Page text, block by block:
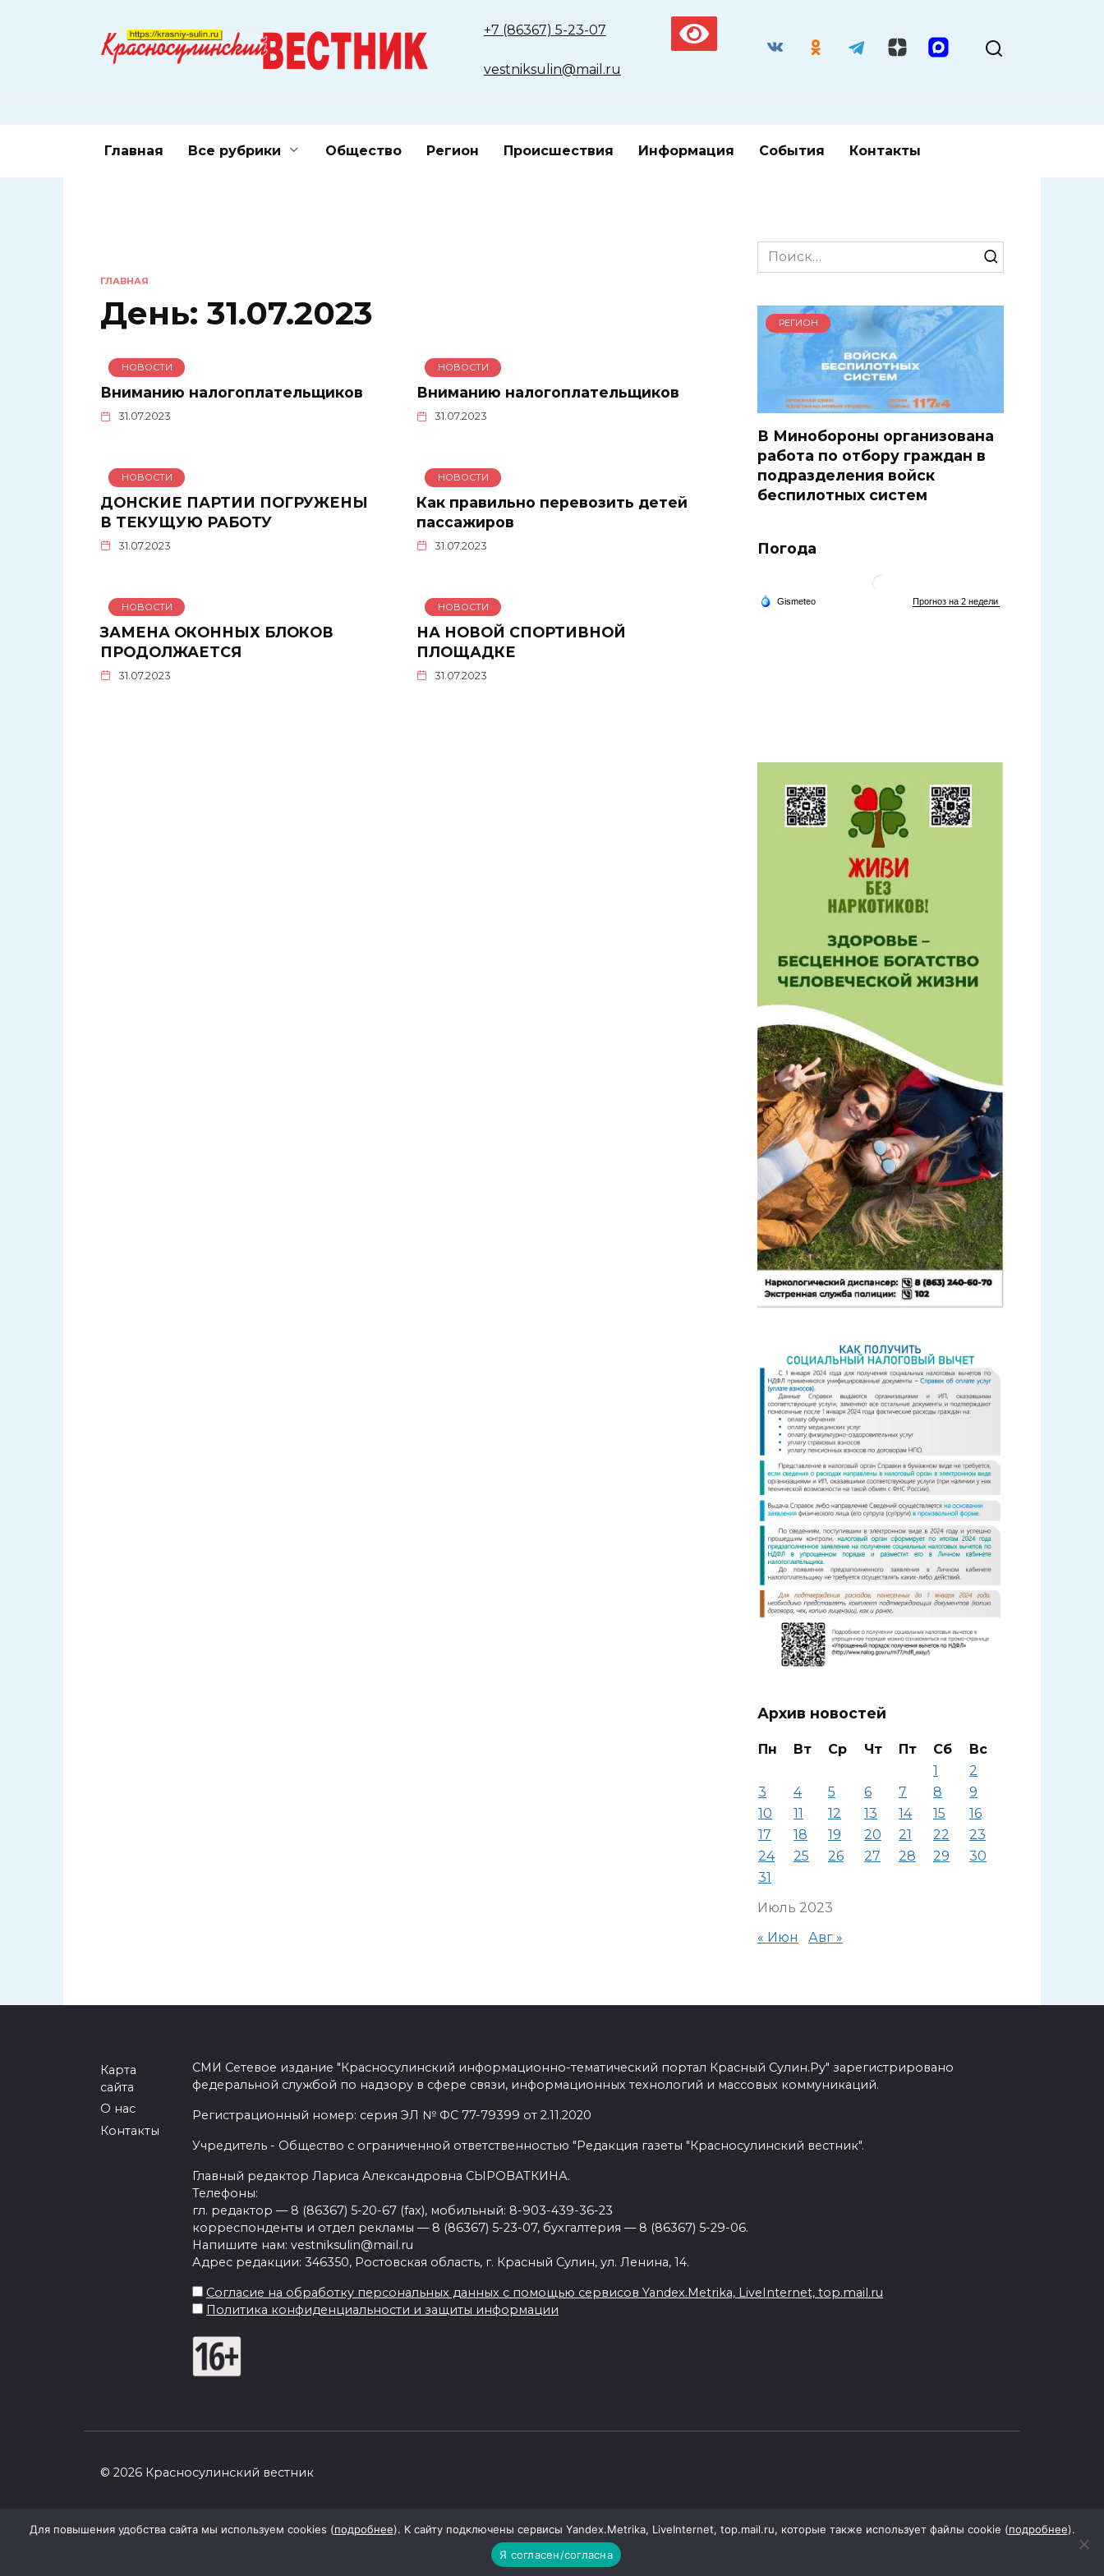
+7 (86367) 5-23-07
vestniksulin@mail.ru
Главная Все рубрики Общество Регион Происшествия Информация События Контакты
ГЛАВНАЯ
День:31.07.2023
НОВОСТИ
Вниманию налогоплательщиков
31.07.2023
НОВОСТИ
Вниманию налогоплательщиков
31.07.2023
НОВОСТИ
ДОНСКИЕ ПАРТИИ ПОГРУЖЕНЫ
В ТЕКУЩУЮ РАБОТУ
31.07.2023
НОВОСТИ
Как правильно перевозить детей
пассажиров
31.07.2023
НОВОСТИ
ЗАМЕНА ОКОННЫХ БЛОКОВ
ПРОДОЛЖАЕТСЯ
31.07.2023
НОВОСТИ
НА НОВОЙ СПОРТИВНОЙ
ПЛОЩАДКЕ
31.07.2023
Search
for:
РЕГИОН
В Минобороны организована
работа по отбору граждан в
подразделения войск
беспилотных систем
Погода
Архив новостей
Июль 2023
Пн Вт Ср Чт Пт Сб
Вс
1
2
3
4 5 6 7 8
9
10
11 12 13 14 15
16
17
18 19 20 21 22
23
24
25 26 27 28 29
30
31
« Июн Авг »
Карта
сайта
О нас
Контакты
СМИ Сетевое издание "Красносулинский информационно-тематический портал Красный Сулин.Ру" зарегистрировано
федеральной службой по надзору в сфере связи, информационных технологий и массовых коммуникаций.
Регистрационный номер: серия ЭЛ № ФС 77-79399 от 2.11.2020
Учредитель - Общество с ограниченной ответственностью "Редакция газеты "Красносулинский вестник".
Главный редактор Лариса Александровна СЫРОВАТКИНА.
Телефоны:
гл. редактор — 8 (86367) 5-20-67 (fax), мобильный: 8-903-439-36-23
корреспонденты и отдел рекламы — 8 (86367) 5-23-07, бухгалтерия — 8 (86367) 5-29-06.
Напишите нам: vestniksulin@mail.ru
Адрес редакции: 346350, Ростовская область, г. Красный Сулин, ул. Ленина, 14.
Согласие на обработку персональных данных с помощью сервисов Yandex.Metrika, LiveInternet, top.mail.ru
Политика конфиденциальности и защиты информации
© 2026 Красносулинский вестник
Для повышения удобства сайта мы используем cookies (подробнее). К сайту подключены сервисы Yandex.Metrika, LiveInternet, top.mail.ru, которые также использует файлы cookie (подробнее).
Я согласен/согласна